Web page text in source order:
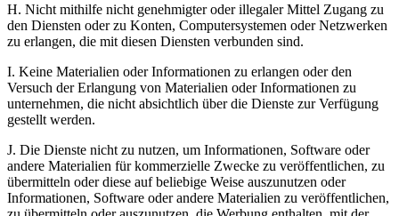
H. Nicht mithilfe nicht genehmigter oder illegaler Mittel Zugang zu
den Diensten oder zu Konten, Computersystemen oder Netzwerken
zu erlangen, die mit diesen Diensten verbunden sind.
I. Keine Materialien oder Informationen zu erlangen oder den
Versuch der Erlangung von Materialien oder Informationen zu
unternehmen, die nicht absichtlich über die Dienste zur Verfügung
gestellt werden.
J. Die Dienste nicht zu nutzen, um Informationen, Software oder
andere Materialien für kommerzielle Zwecke zu veröffentlichen, zu
übermitteln oder diese auf beliebige Weise auszunutzen oder
Informationen, Software oder andere Materialien zu veröffentlichen,